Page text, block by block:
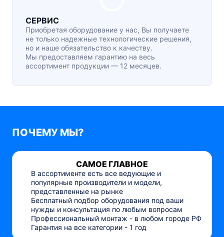
СЕРВИС
Приобретая оборудование у нас, Вы получаете
не только надежные технологические решения,
но и наше обязательство к качеству.
Мы предоставляем гарантию на весь
ассортимент продукции — 12 месяцев.
ПОЧЕМУ МЫ?
САМОЕ ГЛАВНОЕ
В ассортименте есть все ведующие и
популярные производители и модели,
представленные на рынке
Бесплатный подбор оборудования под ваши
нужды и консультация по любым вопросам
Профессиональный монтаж - в любом городе РФ
Гарантия на все категории - 1 год